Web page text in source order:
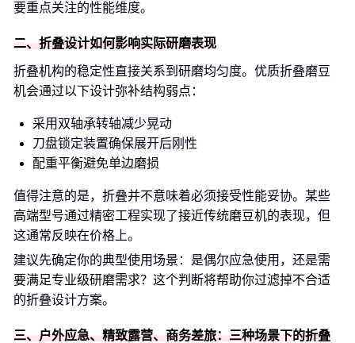
要重点关注的性能维度。
二、折叠设计如何影响实际研磨表现
折叠机构的稳定性直接关系到研磨均匀度。优质折叠磨豆
机会通过以下设计弥补结构弱点：
采用双轴承转轴减少晃动
刀盘锁定装置确保展开后刚性
配重平衡避免单边磨损
值得注意的是，折叠并不意味着必须接受性能妥协。某些
高端型号通过精密工程实现了接近传统磨豆机的表现，但
这通常反映在价格上。
建议先确定你的典型使用场景：是偶尔应急使用，还是需
要满足专业级研磨需求？这个判断将帮助你过滤掉不合适
的折叠设计方案。
三、户外应急、精致露营、商务差旅：三种场景下的折叠